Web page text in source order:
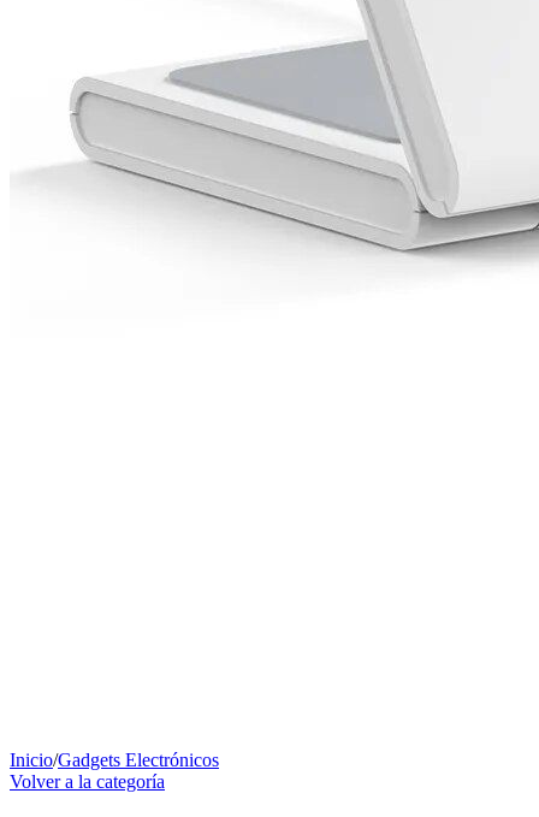
Inicio/Gadgets Electrónicos
Volver a la categoría